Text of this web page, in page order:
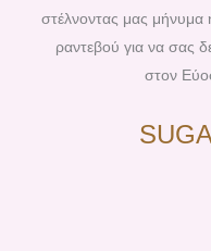
στέλνοντας μας μήνυμα
ραντεβού για να σας
στον